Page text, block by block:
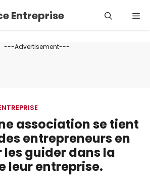
Entreprise
---Advertisement---
association se tient
entrepreneurs en
les guider dans la
leur entreprise.